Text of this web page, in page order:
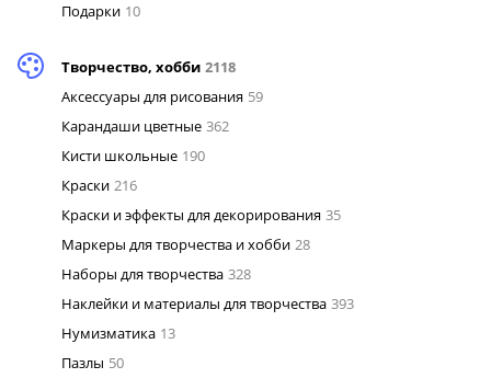
Подарки 10
Творчество, хобби 2118
Аксессуары для рисования 59
Карандаши цветные 362
Кисти школьные 190
Краски 216
Краски и эффекты для декорирования 35
Маркеры для творчества и хобби 28
Наборы для творчества 328
Наклейки и материалы для творчества 393
Нумизматика 13
Пазлы 50